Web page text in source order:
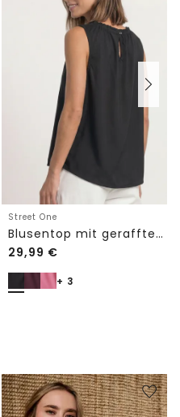
Street One
Blusentop mit gerafftem Rundhals
29,99 €
+ 3